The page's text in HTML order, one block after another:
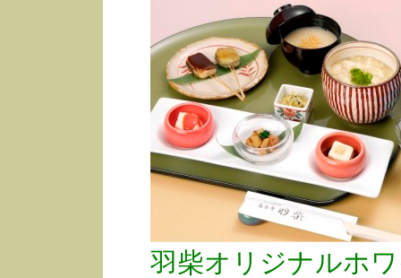
羽柴オリジナルホ